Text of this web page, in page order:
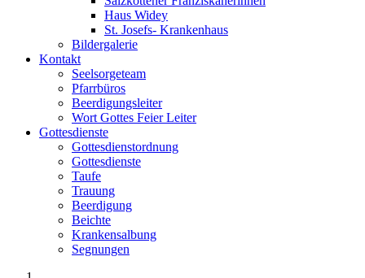
Haus Widey
St. Josefs- Krankenhaus
Bildergalerie
Kontakt
Seelsorgeteam
Pfarrbüros
Beerdigungsleiter
Wort Gottes Feier Leiter
Gottesdienste
Gottesdienstordnung
Gottesdienste
Taufe
Trauung
Beerdigung
Beichte
Krankensalbung
Segnungen